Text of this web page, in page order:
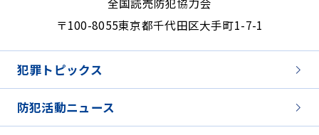
〒100-8055東京都千代田区大手町1-7-1
犯罪トピックス
防犯活動ニュース